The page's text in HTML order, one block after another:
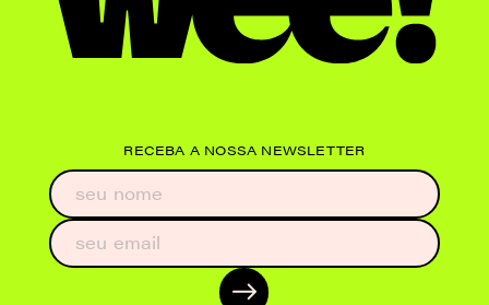
RECEBA A NOSSA NEWSLETTER